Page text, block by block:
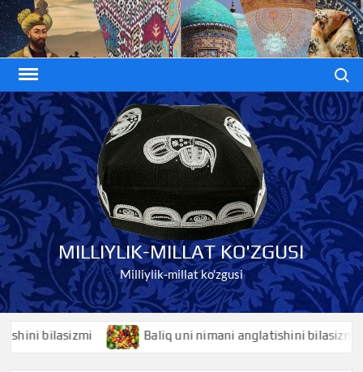
Skip
to
content
MILLIYLIK-MILLAT KO'ZGUSI
Milliylik-millat ko'zgusi
bilasizmi Baliq uni nimani anglatishini bilasizmi